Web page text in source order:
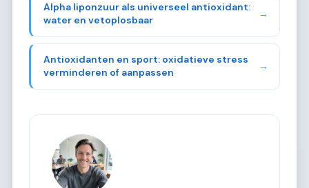
Alpha liponzuur als universeel antioxidant:
water en vetoplosbaar
→
Antioxidanten en sport: oxidatieve stress
verminderen of aanpassen
→